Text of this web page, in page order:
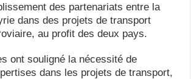
des partenariats entre la
dans des projets de transport
au profit des deux pays.
ont souligné la nécessité de
dans les projets de transport,